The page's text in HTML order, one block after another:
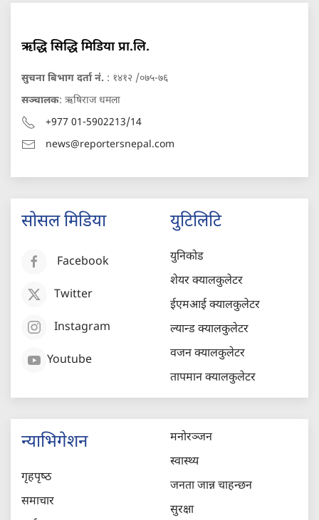
ऋद्धि सिद्धि मिडिया प्रा.लि.
सुचना बिभाग दर्ता नं. : १४१२ /०७५-७६
सञ्चालक: ऋषिराज धमला
+977 01-5902213/14
news@reportersnepal.com
सोसल मिडिया
Facebook
Twitter
Instagram
Youtube
युटिलिटि
युनिकोड
शेयर क्यालकुलेटर
ईएमआई क्यालकुलेटर
ल्यान्ड क्यालकुलेटर
वजन क्यालकुलेटर
तापमान क्यालकुलेटर
न्याभिगेशन
गृहपृष्‍ठ
समाचार
मनोरञ्जन
स्वास्थ्य
जनता जान्न चाहन्छन
सुरक्षा